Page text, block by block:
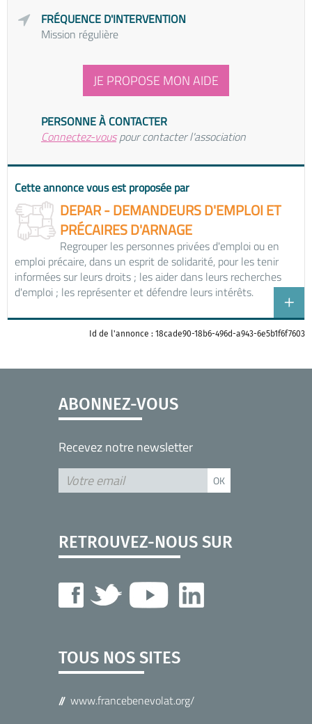
FRÉQUENCE D'INTERVENTION
Mission régulière
JE PROPOSE MON AIDE
PERSONNE À CONTACTER
Connectez-vouspour contacter l'association
Cette annonce vous est proposée par
DEPAR - DEMANDEURS D'EMPLOI ET
PRÉCAIRES D'ARNAGE
Regrouper les personnes privées d'emploi ou en
emploi précaire, dans un esprit de solidarité, pour les tenir
informées sur leurs droits ; les aider dans leurs recherches
d'emploi ; les représenter et défendre leurs intérêts.
Id de l'annonce : 18cade90-18b6-496d-a943-6e5b1f6f7603
ABONNEZ-VOUS
Recevez notre newsletter
RETROUVEZ-NOUS SUR
TOUS NOS SITES
www.francebenevolat.org/